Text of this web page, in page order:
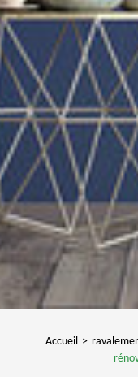
Accueil